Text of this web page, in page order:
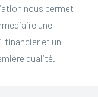
nous permet
une
financier et un
qualité.